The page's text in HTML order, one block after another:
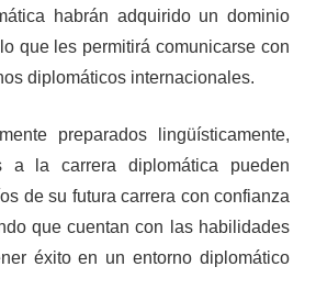
habrán adquirido un dominio
que les permitirá comunicarse con
diplomáticos internacionales.
preparados lingüísticamente,
a la carrera diplomática pueden
de su futura carrera con confianza
que cuentan con las habilidades
éxito en un entorno diplomático